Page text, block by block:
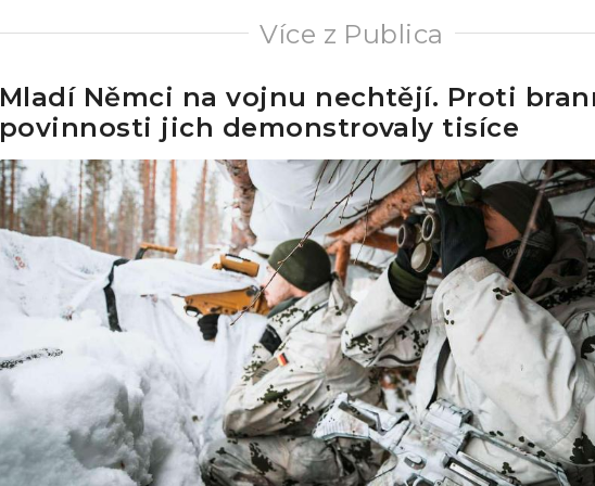
Více z Publica
Mladí Němci na vojnu nechtějí. Proti
povinnosti jich demonstrovaly tisíce